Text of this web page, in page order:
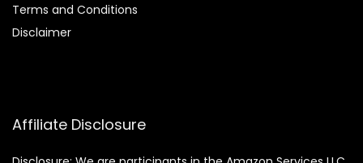
Terms and Conditions
Disclaimer
Affiliate Disclosure